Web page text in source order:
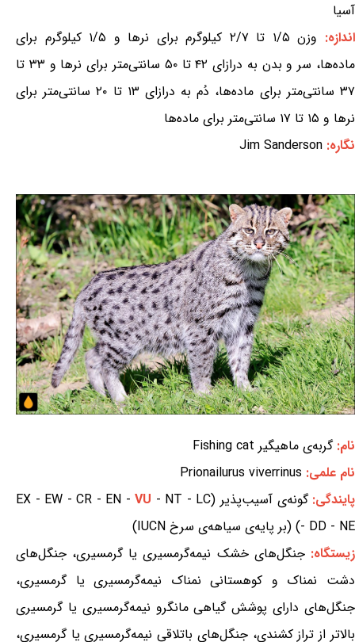
آسیا
اندازه:
وزن ۱/۵ تا ۲/۷ کیلوگرم برای نرها و ۱/۵ کیلوگرم برای
ماده‌ها، سر و بدن به درازای ۴۲ تا ۵۰ سانتی‌متر برای نرها و ۳۳ تا
۳۷ سانتی‌متر برای ماده‌ها، دُم به درازای ۱۳ تا ۲۰ سانتی‌متر برای
نرها و ۱۵ تا ۱۷ سانتی‌متر برای ماده‌ها
نگاره: Jim Sanderson
نام:گربه‌ی ماهیگیر Fishing cat
نام علمی: Prionailurus viverrinus
پایندگی:گونه‌ی آسیب‌پذیر (EX - EW - CR - EN - VU - NT - LC
- DD - NE) (بر پایه‌ی سیاهه‌ی سرخ IUCN)
زیستگاه:جنگل‌های خشک نیمه‌گرمسیری یا گرمسیری، جنگل‌های
دشت نمناک و کوهستانی نمناک نیمه‌گرمسیری یا گرمسیری،
جنگل‌های دارای پوشش گیاهی مانگرو نیمه‌گرمسیری یا گرمسیری
بالاتر از تراز کشندی، جنگل‌های باتلاقی نیمه‌گرمسیری یا گرمسیری،